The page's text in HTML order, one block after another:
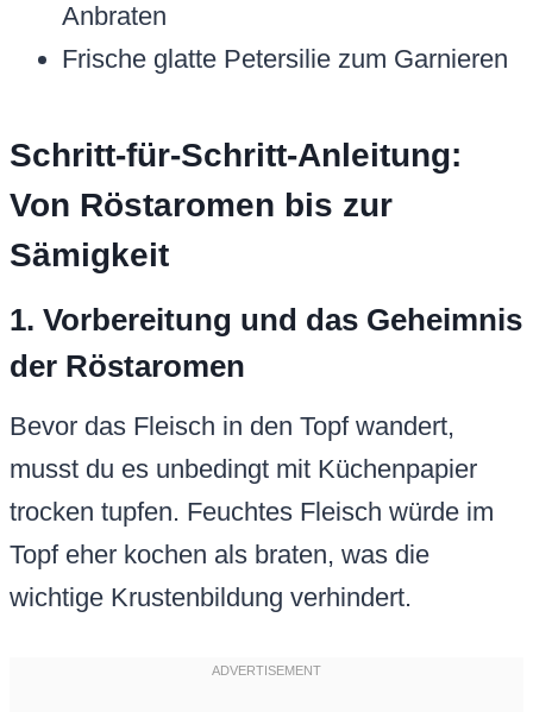
Anbraten
Frische glatte Petersilie zum Garnieren
Schritt-für-Schritt-Anleitung:
Von Röstaromen bis zur
Sämigkeit
1. Vorbereitung und das Geheimnis
der Röstaromen
Bevor das Fleisch in den Topf wandert,
musst du es unbedingt mit Küchenpapier
trocken tupfen. Feuchtes Fleisch würde im
Topf eher kochen als braten, was die
wichtige Krustenbildung verhindert.